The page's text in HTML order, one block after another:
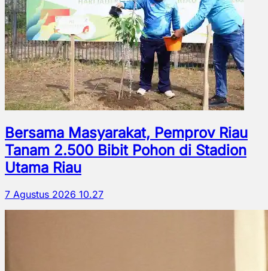
Bersama Masyarakat, Pemprov Riau
Tanam 2.500 Bibit Pohon di Stadion
Utama Riau
7 Agustus 2026 10.27